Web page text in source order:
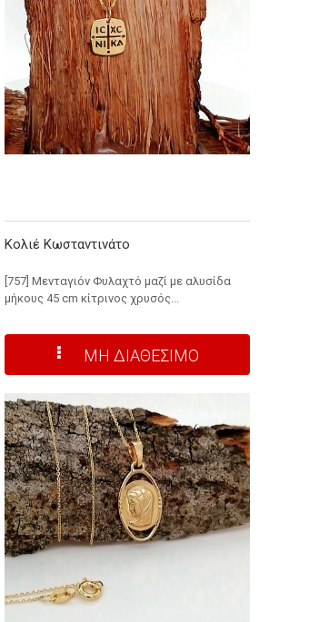
Κολιέ Κωσταντινάτο
[757] Μενταγιόν Φυλαχτό μαζί με αλυσίδα
μήκους 45 cm κίτρινος χρυσός...
ΜΗ ΔΙΑΘΕΣΙΜΟ